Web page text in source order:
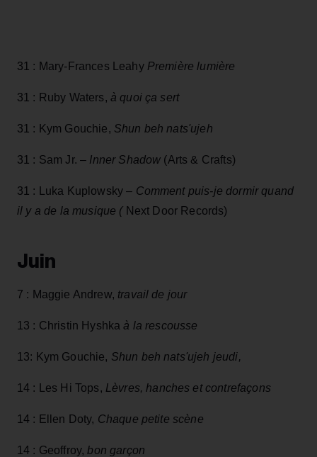
31 : Mary-Frances Leahy Première lumière
31 : Ruby Waters, à quoi ça sert
31 : Kym Gouchie, Shun beh nats'ujeh
31 : Sam Jr. – Inner Shadow (Arts & Crafts)
31 : Luka Kuplowsky – Comment puis-je dormir quand
il y a de la musique (Next Door Records)
Juin
7 : Maggie Andrew, travail de jour
13 : Christin Hyshkaà la rescousse
13: Kym Gouchie, Shun beh nats'ujeh jeudi,
14 : Les Hi Tops, Lèvres, hanches et contrefaçons
14 : Ellen Doty, Chaque petite scène
14 : Geoffroy, bon garçon